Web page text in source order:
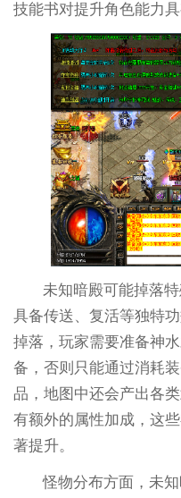
技能书对提升角色能力具
未知暗殿可能掉落
具备传送、复活等独特
掉落，玩家需要准备神
备，否则只能通过消耗
品，地图中还会产出各
有额外的属性加成，这
著提升。
怪物分布方面，未